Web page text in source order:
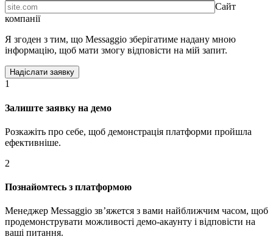
Сайт
компанії
Я згоден з тим, що Messaggio зберігатиме надану мною
інформацію, щоб мати змогу відповісти на мій запит.
1
Залиште заявку на демо
Розкажіть про себе, щоб демонстрація платформи пройшла
ефективніше.
2
Познайомтесь з платформою
Менеджер Messaggio звʼяжется з вами найближчим часом, щоб
продемонструвати можливості демо-акаунту і відповісти на
ваші питання.